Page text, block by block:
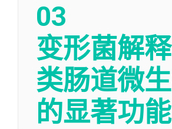
03
变形菌解
类肠道微
的显著功